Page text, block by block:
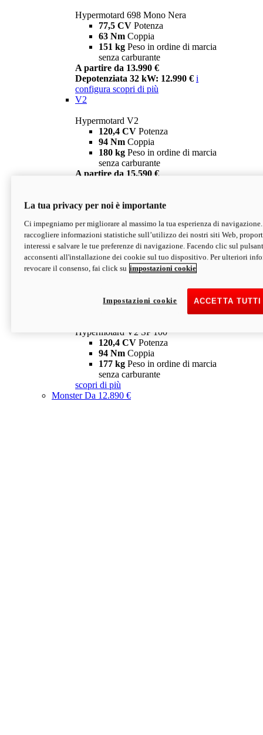
Hypermotard 698 Mono Nera
77,5 CV Potenza
63 Nm Coppia
151 kg Peso in ordine di marcia
senza carburante
A partire da 13.990 €
Depotenziata 32 kW: 12.990 € i
configura scopri di più
V2
Hypermotard V2
120,4 CV Potenza
94 Nm Coppia
180 kg Peso in ordine di marcia
senza carburante
A partire da 15.590 €
V2 SP
Hypermotard V2 SP
120,4 CVPotenza
94 NmCoppia
177 kgPeso in ordine di marcia
senza carburante
Depotenziata 35 kW: 18.890 € i
configura scopri di più
Hypermotard V2 SP 100
120,4 CV Potenza
94 Nm Coppia
177 kg Peso in ordine di marcia
senza carburante
scopri di più
MonsterDa 12.890 €
La tua privacy per noi è importante
Ci impegniamo per migliorare al massimo la tua esperienza di
raccogliere informazioni statistiche sull’utilizzo dei nostri siti Web,
interessi e salvare le tue preferenze di navigazione. Facendo clic sul
acconsenti all'installazione dei cookie sul tuo dispositivo. Per ulteriori
revocare il consenso, fai click su impostazioni cookie
ACCETTA
Impostazioni cookie